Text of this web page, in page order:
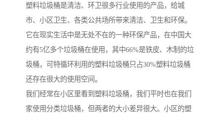
塑料垃圾桶是清洁、环卫很多行业使用的产品，给城
市、小区卫生、各类公共场所带来清洁、卫生和环保。
它在现实生活中是无处不在的一种环保产品，在中国大
约有5亿多个垃圾桶在使用，其中66%是铁皮、木制的垃
圾桶，可特循环利用的塑料垃圾桶只占30%塑料垃圾桶
还存在很大的使用空间。
我们经常在小区里看到塑料垃圾桶，我们平时也在我们
家使用分类垃圾桶，但两者的大小差异很大。小区的塑